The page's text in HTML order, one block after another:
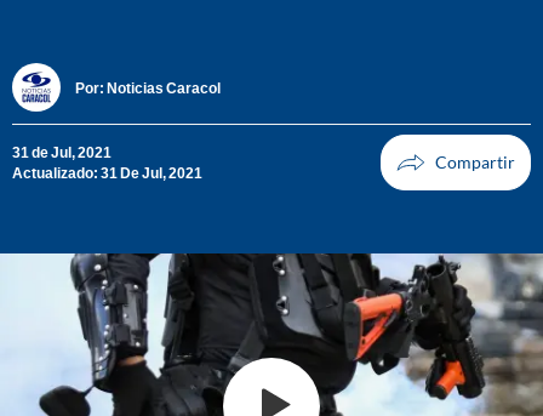
Por: Noticias Caracol
31 de Jul, 2021
Actualizado: 31 De Jul, 2021